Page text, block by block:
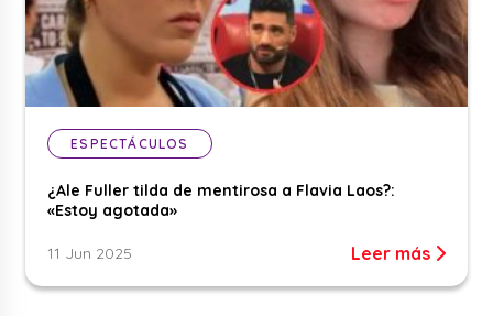
ESPECTÁCULOS
¿Ale Fuller tilda de mentirosa a Flavia Laos?:
«Estoy agotada»
11 Jun 2025 Leer más